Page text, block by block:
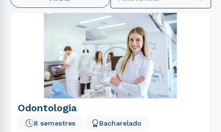
Odontologia
8 semestres Bacharelado
2
engenharia
direito
4
enfermagem
5º
gestão
6º
pedagogia
8º
educação física